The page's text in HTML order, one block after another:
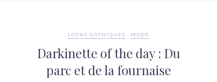
LOOKS GOTHIQUES MODE
Darkinette of the day : Du
parc et de la fournaise